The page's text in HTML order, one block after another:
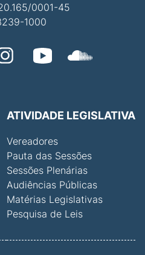
0001-45
1000
ATIVIDADE LEGISLATIVA
Vereadores
Pauta das Sessões
Sessões Plenárias
Audiências Públicas
Matérias Legislativas
Pesquisa de Leis